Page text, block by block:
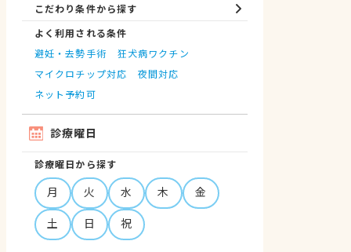
こだわり条件から探す
よく利用される条件
避妊・去勢手術
狂犬病ワクチン
マイクロチップ対応
夜間対応
ネット予約可
診療曜日
診療曜日から探す
月 火 水 木
金
土
日 祝